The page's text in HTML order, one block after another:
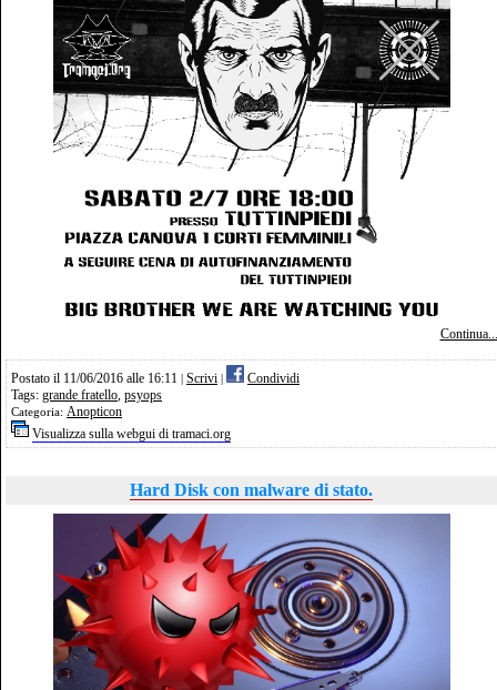
Continua...
Postato il 11/06/2016 alle 16:11 Scrivi
Condividi
Tags: grande fratello, psyops
Categoria: Anopticon
Visualizza sulla webgui di tramaci.org
Hard Disk con malware di stato.